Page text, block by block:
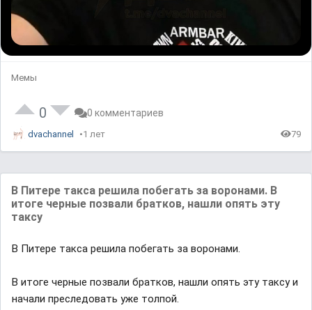
Мемы
0 0 комментариев
dvachannel 1 лет 79
В Питере такса решила побегать за воронами. В
итоге черные позвали братков, нашли опять эту
таксу
В Питере такса решила побегать за воронами.
В итоге черные позвали братков, нашли опять эту таксу и
начали преследовать уже толпой.